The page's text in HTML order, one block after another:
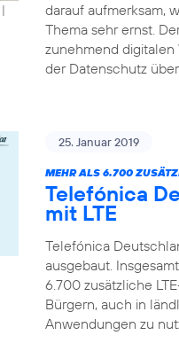
|
darauf aufmerksam,
Thema sehr ernst.
zunehmend
der Datenschutz
25. Januar 2019
MEHR ALS 6.700
Telefónica
mit LTE
Telefónica
ausgebaut.
6.700 zusätzliche
Bürgern, auch in
Anwendungen zu